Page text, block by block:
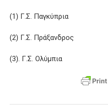
(1) Γ.Σ.
(2) Γ.Σ.
(3). Γ.Σ.